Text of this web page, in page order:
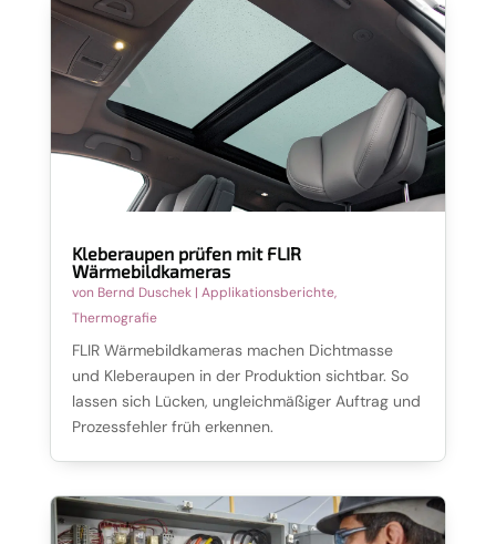
Kleberaupen prüfen mit FLIR
Wärmebildkameras
von Bernd Duschek| Applikationsberichte,
Thermografie
FLIR Wärmebildkameras machen Dichtmasse
und Kleberaupen in der Produktion sichtbar. So
lassen sich Lücken, ungleichmäßiger Auftrag und
Prozessfehler früh erkennen.